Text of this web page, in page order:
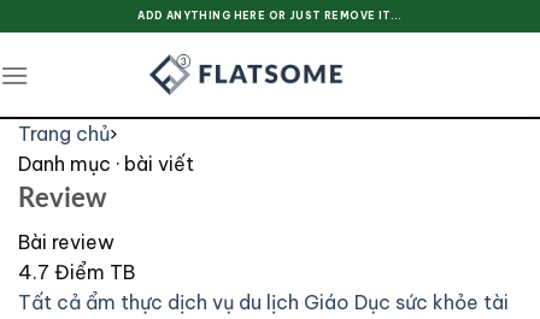
content
ADD ANYTHING HERE OR JUST REMOVE IT...
Trang chủ›
Danh mục · bài viết
Review
Bài review
4.7 Điểm TB
Tất cả ẩm thực dịch vụ du lịch Giáo Dục sức khỏe tài